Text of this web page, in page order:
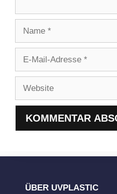
Adresse
ÜBER UVPLASTIC